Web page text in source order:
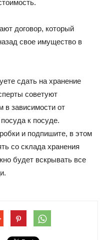
договор, который
свое имущество в
сдать на хранение
советуют
в зависимости от
к посуде.
и подпишите, в этом
со склада хранения
будет вскрывать все